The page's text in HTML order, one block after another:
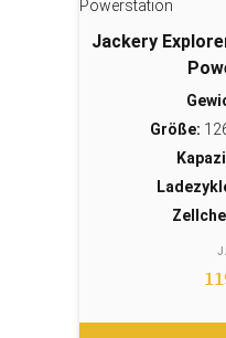
Jackery
Größe: